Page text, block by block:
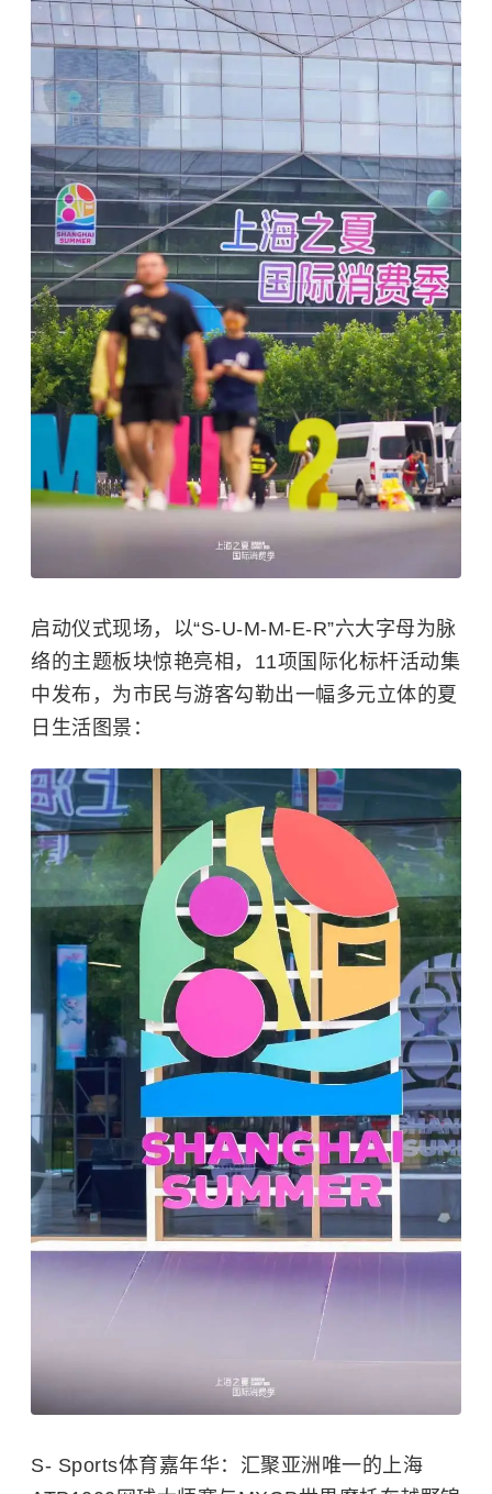
启动仪式现场，以“S-U-M-M-E-R”六大字母为脉
络的主题板块惊艳亮相，11项国际化标杆活动集
中发布，为市民与游客勾勒出一幅多元立体的夏
日生活图景：
S- Sports体育嘉年华 ：汇聚亚洲唯一的上海